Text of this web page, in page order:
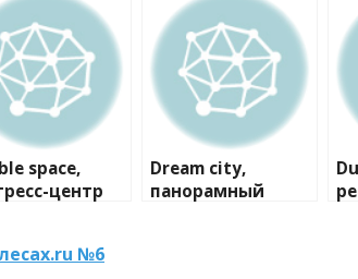
space,
центр
Dream city,
панорамный
№6